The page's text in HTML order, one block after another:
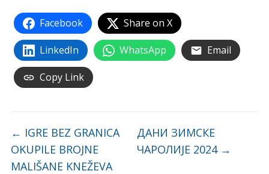
Facebook Share on X
LinkedIn WhatsApp Email
Copy Link
← IGRE BEZ GRANICA
OKUPILE BROJNE
MALIŠANE KNEŽEVA
ДАНИ ЗИМСКЕ
ЧАРОЛИЈЕ 2024 →